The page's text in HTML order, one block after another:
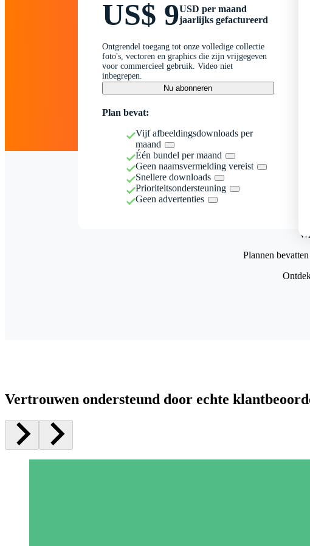
US$ 9USD per maand
jaarlijks gefactureerd
Ontgrendel toegang tot onze volledige collectie
foto's, vectoren en graphics die zijn vrijgegeven
voor commercieel gebruik. Video niet
inbegrepen.
Nu abonneren
Plan bevat:
Vijf afbeeldingsdownloads per
maand
Één bundel per maand
Geen naamsvermelding vereist
Snellere downloads
Prioriteitsondersteuning
Geen advertenties
Plannen
Vertrouwen ondersteund door echte